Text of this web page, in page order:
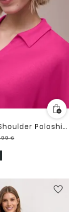
Dropped Shoulder Poloshirt mit Elastikbund
€